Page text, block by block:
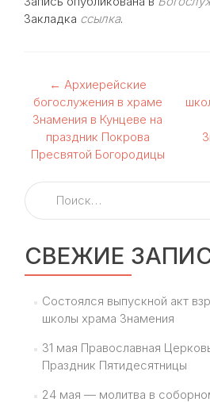
Закладка ссылка.
Навигация
по
записям
← Архиерейские
богослужения в храме
Знамения в Кунцеве на
праздник Покрова
Пресвятой Богородицы
Найти:
СВЕЖИЕ
Состоялся выпускной акт
школы храма Знамения
31 мая Православная
Праздник Пятидесятницы
24 мая — молитва в